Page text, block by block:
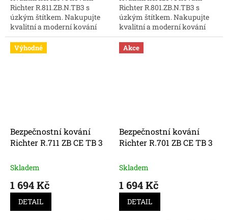
Richter R.811.ZB.N.TB3 s
úzkým štítkem. Nakupujte
kvalitní a moderní kování
online za skvělé ceny.
Richter R.801.ZB.N.TB3 s
úzkým štítkem. Nakupujte
kvalitní a moderní kování
online za skvělé ceny.
Výhodné
Bezpečnostní kování
Richter R.711 ZB CE TB 3
Skladem
1 694 Kč
DETAIL
Akce
Bezpečnostní kování
Richter R.701 ZB CE TB 3
Skladem
1 694 Kč
DETAIL